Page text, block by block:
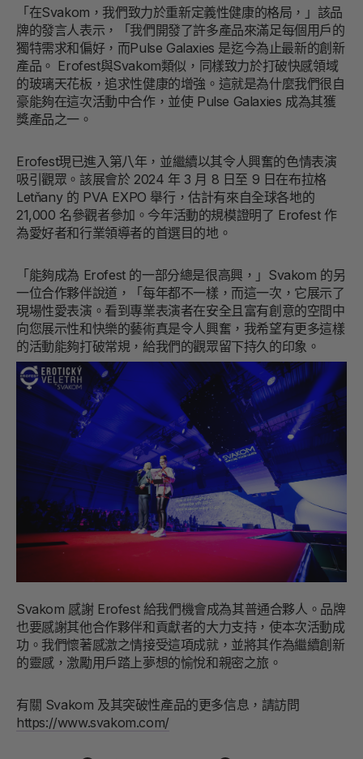
「在Svakom，我們致力於重新定義性健康的格局，」該品
牌的發言人表示，「我們開發了許多產品來滿足每個用戶的
獨特需求和偏好，而Pulse Galaxies 是迄今為止最新的創新
產品。 Erofest與Svakom類似，同樣致力於打破快感領域
的玻璃天花板，追求性健康的增強。這就是為什麼我們很自
豪能夠在這次活動中合作，並使 Pulse Galaxies 成為其獲
獎產品之一。
Erofest現已進入第八年，並繼續以其令人興奮的色情表演
吸引觀眾。該展會於 2024 年 3 月 8 日至 9 日在布拉格
Letňany 的 PVA EXPO 舉行，估計有來自全球各地的
21,000 名參觀者參加。今年活動的規模證明了 Erofest 作
為愛好者和行業領導者的首選目的地。
「能夠成為 Erofest 的一部分總是很高興，」Svakom 的另
一位合作夥伴說道，「每年都不一樣，而這一次，它展示了
現場性愛表演。看到專業表演者在安全且富有創意的空間中
向您展示性和快樂的藝術真是令人興奮，我希望有更多這樣
的活動能夠打破常規，給我們的觀眾留下持久的印象。
Svakom 感謝 Erofest 給我們機會成為其普通合夥人。品牌
也要感謝其他合作夥伴和貢獻者的大力支持，使本次活動成
功。我們懷著感激之情接受這項成就，並將其作為繼續創新
的靈感，激勵用戶踏上夢想的愉悅和親密之旅。
有關 Svakom 及其突破性產品的更多信息，請訪問
https://www.svakom.com/